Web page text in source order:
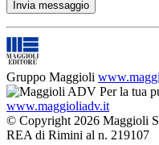
Gruppo Maggioli
Per la tua
www.maggioliadv.it
© Copyright 2026 Maggioli
REA di Rimini al n. 219107